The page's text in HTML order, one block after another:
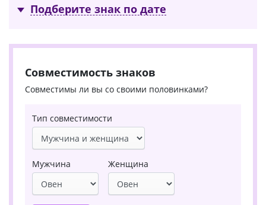
Подберите знак по дате
Совместимость знаков
Совместимы ли вы со своими половинками?
Тип совместимости
Мужчина Женщина